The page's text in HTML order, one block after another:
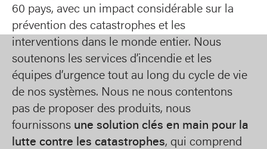
60 pays, avec un impact considérable sur la
prévention des catastrophes et les
interventions dans le monde entier. Nous
soutenons les services d’incendie et les
équipes d’urgence tout au long du cycle de vie
de nos systèmes. Nous ne nous contentons
pas de proposer des produits, nous
fournissons une solution clés en main pour la
lutte contre les catastrophes, qui comprend